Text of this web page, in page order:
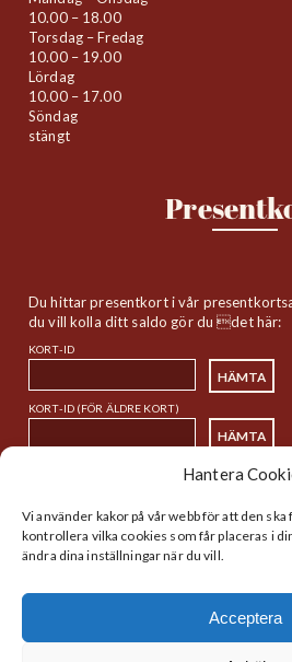
Hantera
Vi använder kakor på vår webb för att den ska
kontrollera vilka cookies som får placeras i
ändra dina inställningar när du vill.
Acceptera
10.00 – 18.00
Torsdag – Fredag
10.00 – 19.00
Lördag
10.00 – 17.00
Söndag
stängt
Du hittar presentkort i vår
du vill kolla ditt saldo gör du det här:
KORT-ID
KORT-ID (FÖR ÄLDRE KORT)
Sitemap
Startsida
Lunch